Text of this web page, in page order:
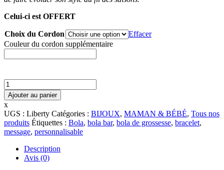
Celui-ci est OFFERT
Choix du Cordon
Effacer
Couleur du cordon supplémentaire
quantité
de
Cordon
Liberty
offert
–
Personnalisation
bola
Ajouter au panier
x
UGS : Liberty Catégories : BIJOUX, MAMAN & BÉBÉ, Tous nos
produits Étiquettes : Bola, bola bar, bola de grossesse, bracelet,
message, personnalisable
Description
Avis (0)